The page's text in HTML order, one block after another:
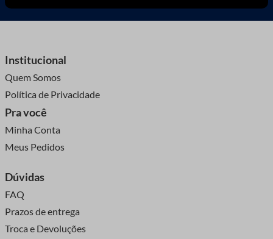
Institucional
Quem Somos
Política de Privacidade
Pra você
Minha Conta
Meus Pedidos
Dúvidas
FAQ
Prazos de entrega
Troca e Devoluções